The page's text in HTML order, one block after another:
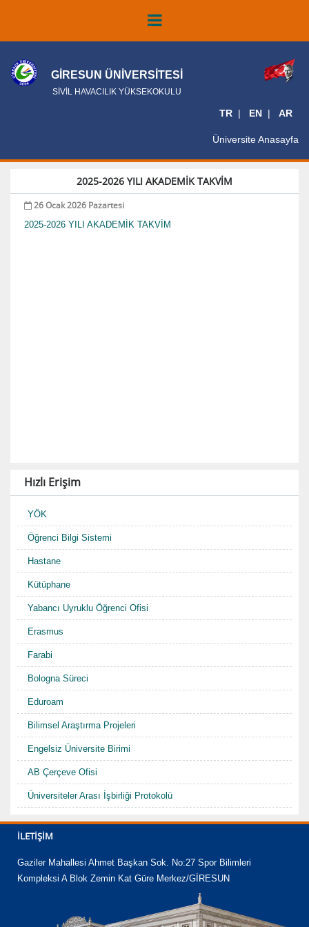
GİRESUN ÜNİVERSİTESİ
SİVİL HAVACILIK YÜKSEKOKULU
TR EN AR
Üniversite Anasayfa
2025-2026 YILI AKADEMİK TAKVİM
26 Ocak 2026 Pazartesi
2025-2026 YILI AKADEMİK TAKVİM
Hızlı Erişim
YÖK
Öğrenci Bilgi Sistemi
Hastane
Kütüphane
Yabancı Uyruklu Öğrenci Ofisi
Erasmus
Farabi
Bologna Süreci
Eduroam
Bilimsel Araştırma Projeleri
Engelsiz Üniversite Birimi
AB Çerçeve Ofisi
Üniversiteler Arası İşbirliği Protokolü
Sosyal Tesisler
Telefon Rehberi
İLETIŞIM
Gaziler Mahallesi Ahmet Başkan Sok. No:27 Spor Bilimleri
Kompleksi A Blok Zemin Kat Güre Merkez/GİRESUN